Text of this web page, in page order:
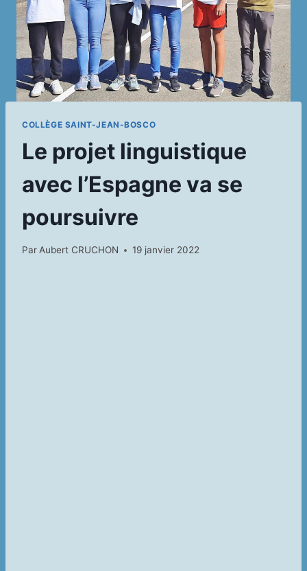
COLLÈGE SAINT-JEAN-BOSCO
Le projet linguistique
avec l’Espagne va se
poursuivre
ParAubert CRUCHON 19 janvier 2022